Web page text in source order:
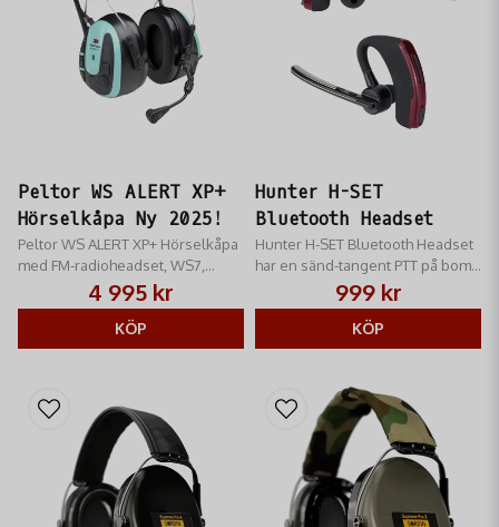
Peltor WS ALERT XP+
Hörselkåpa Ny 2025!
Peltor WS ALERT XP+ Hörselkåpa
med FM-radioheadset, WS7,
appstöd, FM-radio med RDS,
MultiPoint Bluetooth
4 995 kr
KÖP
Hunter H-SET
Bluetooth Headset
Hunter H-SET Bluetooth Headset​
har en sänd-tangent PTT på bom-
mikrofonen för enkel åtkomst
och sändning med jaktradion
999 kr
KÖP